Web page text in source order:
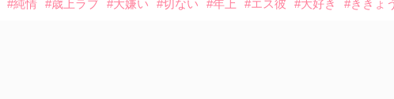
#純情 #歳上ラブ #大嫌い #切ない #年上 #エス彼 #大好き #ききょう